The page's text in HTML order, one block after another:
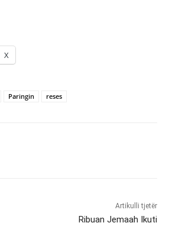
X
Paringin reses
Artikulli tjetër
Ribuan Jemaah Ikuti